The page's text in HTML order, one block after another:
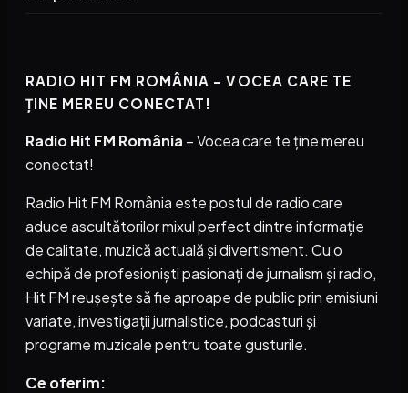
RADIO HIT FM ROMÂNIA – VOCEA CARE TE
ȚINE MEREU CONECTAT!
Radio Hit FM România – Vocea care te ține mereu
conectat!
Radio Hit FM România este postul de radio care
aduce ascultătorilor mixul perfect dintre informație
de calitate, muzică actuală și divertisment. Cu o
echipă de profesioniști pasionați de jurnalism și radio,
Hit FM reușește să fie aproape de public prin emisiuni
variate, investigații jurnalistice, podcasturi și
programe muzicale pentru toate gusturile.
Ce oferim: